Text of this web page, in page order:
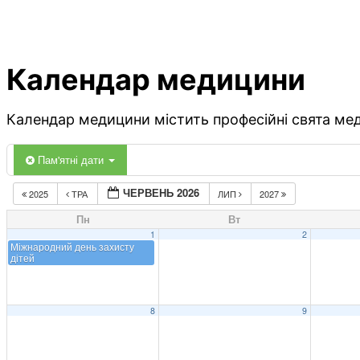
Календар медицини
Календар медицини містить професійні свята
Пам'ятні дати
2025 ТРА ЧЕРВЕНЬ 2026 ЛИП 2027
Пн Вт
1
Міжнародний день захисту
дітей
2
8 9